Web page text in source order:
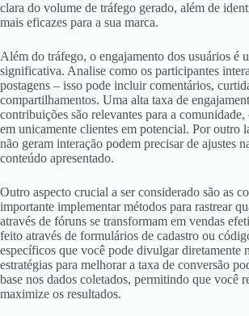
clara do volume de tráfego gerado, além de
mais eficazes para a sua marca.
Além do tráfego, o engajamento dos usuários é
significativa. Analise como os participantes
postagens – isso pode incluir comentários,
compartilhamentos. Uma alta taxa de
contribuições são relevantes para a
em unicamente clientes em potencial. Por outro
não geram interação podem precisar de ajustes
conteúdo apresentado.
Outro aspecto crucial a ser considerado são as
importante implementar métodos para rastrear
através de fóruns se transformam em vendas
feito através de formulários de cadastro ou
específicos que você pode divulgar diretamente
estratégias para melhorar a taxa de conversão
base nos dados coletados, permitindo que você
maximize os resultados.